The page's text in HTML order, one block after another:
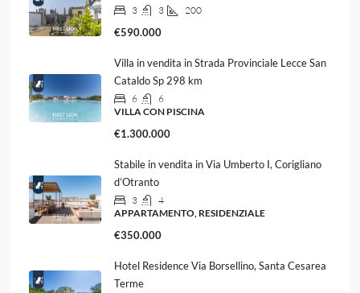
3 3 200
€590.000
Villa in vendita in Strada Provinciale Lecce San
Cataldo Sp 298 km
6
6
VILLA CON PISCINA
€1.300.000
Stabile in vendita in Via Umberto I, Corigliano
d’Otranto
3
4
APPARTAMENTO, RESIDENZIALE
€350.000
Hotel Residence Via Borsellino, Santa Cesarea
Terme